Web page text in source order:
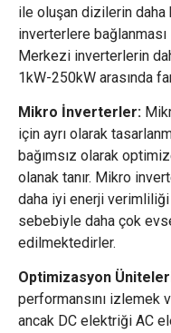
ile oluşan dizilerin daha
inverterlere
Merkezi inverterlerin
1kW-250kW arasında
Mikro İnverterler:
için ayrı olarak
bağımsız olarak
olanak tanır. Mikro
daha iyi enerji
sebebiyle daha çok
edilmektedirler.
Optimizasyon
performansını izlemek
ancak DC elektriği AC